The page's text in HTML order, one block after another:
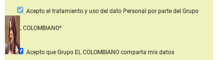
Acepto el tratamiento y uso del dato Personal por parte del Grupo
EL COLOMBIANO*
Acepto que Grupo EL COLOMBIANOcomparta mis datos